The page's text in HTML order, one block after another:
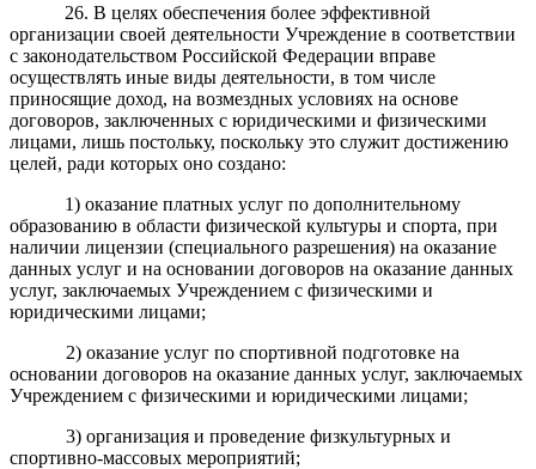
26. В целях обеспечения более эффективной
организации своей деятельности Учреждение в соответствии
с законодательством Российской Федерации вправе
осуществлять иные виды деятельности, в том числе
приносящие доход, на возмездных условиях на основе
договоров, заключенных с юридическими и физическими
лицами, лишь постольку, поскольку это служит достижению
целей, ради которых оно создано:
1) оказание платных услуг по дополнительному
образованию в области физической культуры и спорта, при
наличии лицензии (специального разрешения) на оказание
данных услуг и на основании договоров на оказание данных
услуг, заключаемых Учреждением с физическими и
юридическими лицами;
2) оказание услуг по спортивной подготовке на
основании договоров на оказание данных услуг, заключаемых
Учреждением с физическими и юридическими лицами;
3) организация и проведение физкультурных и
спортивно-массовых мероприятий;